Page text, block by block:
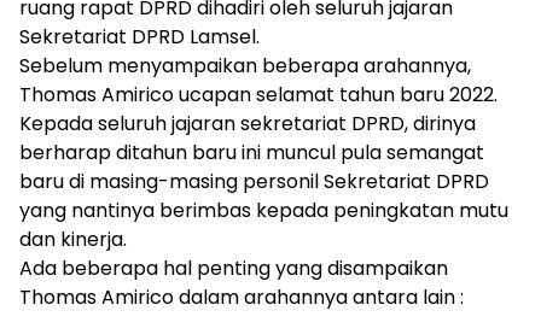
bergaya
trendi,
mengandung
unsur
edukasi,
gaya
hidup,
hiburan,
bebas
dari
SARA,
narkoba
ruang rapat DPRD dihadiri oleh seluruh jajaran
Sekretariat DPRD Lamsel.
Sebelum menyampaikan beberapa arahannya,
Thomas Amirico ucapan selamat tahun baru 2022.
Kepada seluruh jajaran sekretariat DPRD, dirinya
berharap ditahun baru ini muncul pula semangat
baru di masing-masing personil Sekretariat DPRD
yang nantinya berimbas kepada peningkatan mutu
dan kinerja.
Ada beberapa hal penting yang disampaikan
Thomas Amirico dalam arahannya antara lain :